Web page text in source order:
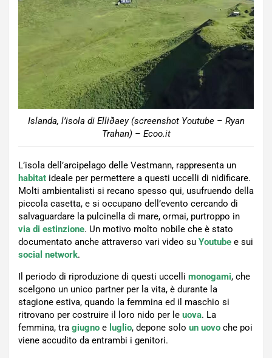
Islanda, l’isola di Elliðaey (screenshot Youtube – Ryan
Trahan) – Ecoo.it
L’isola dell’arcipelago delle Vestmann, rappresenta un
habitat ideale per permettere a questi uccelli di nidificare.
Molti ambientalisti si recano spesso qui, usufruendo della
piccola casetta, e si occupano dell’evento cercando di
salvaguardare la pulcinella di mare, ormai, purtroppo in
via di estinzione. Un motivo molto nobile che è stato
documentato anche attraverso vari video su Youtube e sui
social network.
Il periodo di riproduzione di questi uccelli monogami, che
scelgono un unico partner per la vita, è durante la
stagione estiva, quando la femmina ed il maschio si
ritrovano per costruire il loro nido per le uova. La
femmina, tra giugno e luglio, depone solo un uovo che poi
viene accudito da entrambi i genitori.